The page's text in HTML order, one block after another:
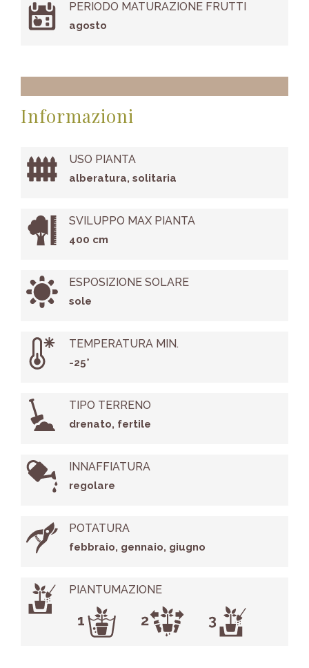
PERIODO MATURAZIONE FRUTTI
agosto
Informazioni
USO PIANTA
alberatura, solitaria
SVILUPPO MAX PIANTA
400 cm
ESPOSIZIONE SOLARE
sole
TEMPERATURA MIN.
-25°
TIPO TERRENO
drenato, fertile
INNAFFIATURA
regolare
POTATURA
febbraio, gennaio, giugno
PIANTUMAZIONE